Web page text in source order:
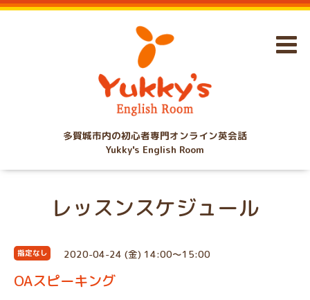
多賀城市内の初心者専門オンライン英会話
Yukky's English Room
レッスンスケジュール
指定なし 2020-04-24 (金) 14:00～15:00
OAスピーキング